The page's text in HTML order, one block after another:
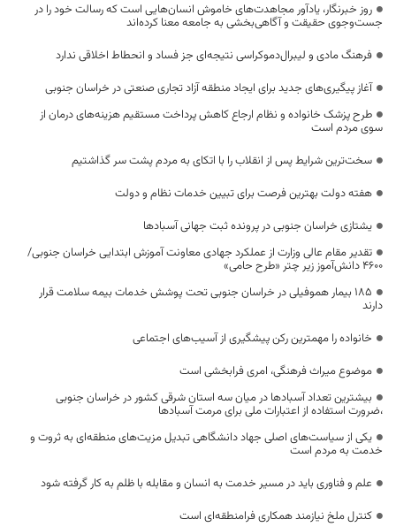
روز خبرنگار، یادآور مجاهدت‌های خاموش انسان‌هایی است که رسالت خود را در
جست‌وجوی حقیقت و آگاهی‌بخشی به جامعه معنا کرده‌اند
فرهنگ مادی و لیبرال‌دموکراسی نتیجه‌ای جز فساد و انحطاط اخلاقی ندارد
آغاز پیگیری‌های جدید برای ایجاد منطقه آزاد تجاری صنعتی در خراسان جنوبی
طرح پزشک خانواده و نظام ارجاع کاهش پرداخت مستقیم هزینه‌های درمان از
سوی مردم است
سخت‌ترین شرایط پس از انقلاب را با اتکای به مردم پشت سر گذاشتیم
هفته دولت بهترین فرصت برای تبیین خدمات نظام و دولت
یشتازی خراسان جنوبی در پرونده ثبت جهانی آسبادها
تقدیر مقام عالی وزارت از عملکرد جهادی معاونت آموزش ابتدایی خراسان جنوبی/
۴۶۰۰ دانش‌آموز زیر چتر «طرح حامی»
۱۸۵ بیمار هموفیلی در خراسان جنوبی تحت پوشش خدمات بیمه سلامت قرار
دارند
خانواده را مهمترین رکن پیشگیری از آسیب‌های اجتماعی
موضوع میراث فرهنگی، امری فرابخشی است
بیشترین تعداد آسبادها در میان سه استان شرقی کشور در خراسان جنوبی
،ضرورت استفاده از اعتبارات ملی برای مرمت آسبادها
یکی از سیاست‌های اصلی جهاد دانشگاهی تبدیل مزیت‌های منطقه‌ای به ثروت و
خدمت به مردم است
علم و فناوری باید در مسیر خدمت به انسان و مقابله با ظلم به کار گرفته شود
کنترل ملخ نیازمند همکاری فرامنطقه‌ای است